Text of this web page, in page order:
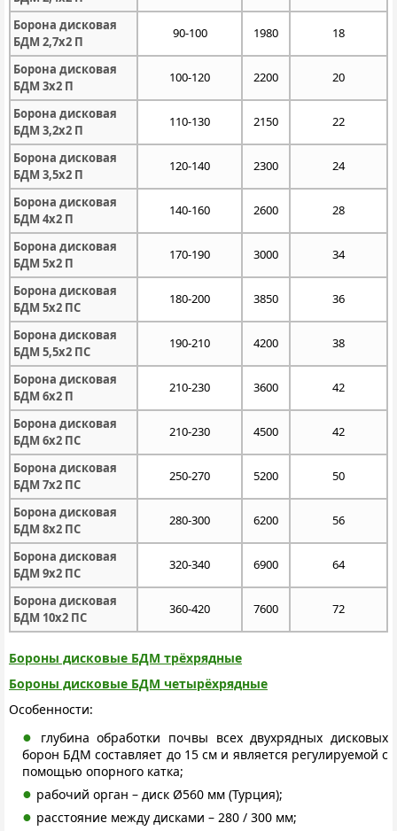
Борона дисковая
БДМ 2,7х2 П
90-100 1980 18
Борона дисковая
БДМ 3х2 П
100-120 2200 20
Борона дисковая
БДМ 3,2х2 П
110-130 2150 22
Борона дисковая
БДМ 3,5х2 П
120-140 2300 24
Борона дисковая
БДМ 4х2 П
140-160 2600 28
Борона дисковая
БДМ 5х2 П
170-190 3000 34
Борона дисковая
БДМ 5х2 ПС
180-200 3850 36
Борона дисковая
БДМ 5,5х2 ПС
190-210 4200 38
Борона дисковая
БДМ 6х2 П
210-230 3600 42
Борона дисковая
БДМ 6х2 ПС
210-230 4500 42
Борона дисковая
БДМ 7х2 ПС
250-270 5200 50
Борона дисковая
БДМ 8х2 ПС
280-300 6200 56
Борона дисковая
БДМ 9х2 ПС
320-340 6900 64
Борона дисковая
БДМ 10х2 ПС
360-420 7600 72
Бороны дисковые БДМ трёхрядные
Бороны дисковые БДМ четырёхрядные
Особенности:
глубина обработки почвы всех двухрядных дисковых
борон БДМ составляет до 15 см и является регулируемой с
помощью опорного катка;
рабочий орган – диск Ø560 мм (Турция);
расстояние между дисками – 280 / 300 мм;